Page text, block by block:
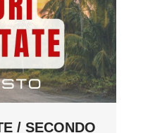
/ SECONDO